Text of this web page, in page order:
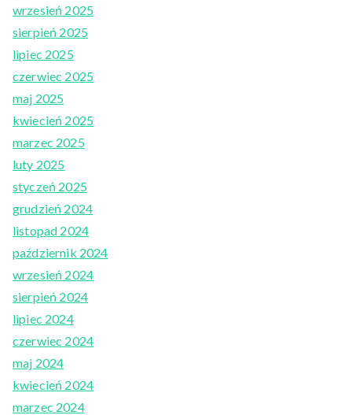
wrzesień 2025
sierpień 2025
lipiec 2025
czerwiec 2025
maj 2025
kwiecień 2025
marzec 2025
luty 2025
styczeń 2025
grudzień 2024
listopad 2024
październik 2024
wrzesień 2024
sierpień 2024
lipiec 2024
czerwiec 2024
maj 2024
kwiecień 2024
marzec 2024